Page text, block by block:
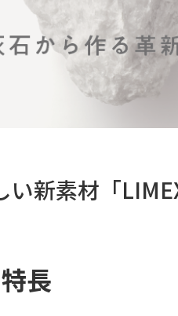
新素材「
長